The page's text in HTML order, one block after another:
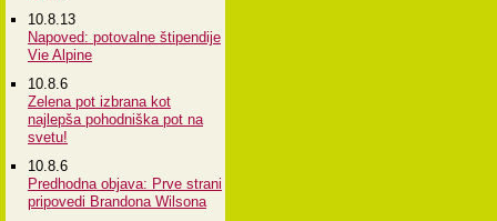
10.8.13
Napoved: potovalne štipendije
Vie Alpine
10.8.6
Zelena pot izbrana kot
najlepša pohodniška pot na
svetu!
10.8.6
Predhodna objava: Prve strani
pripovedi Brandona Wilsona